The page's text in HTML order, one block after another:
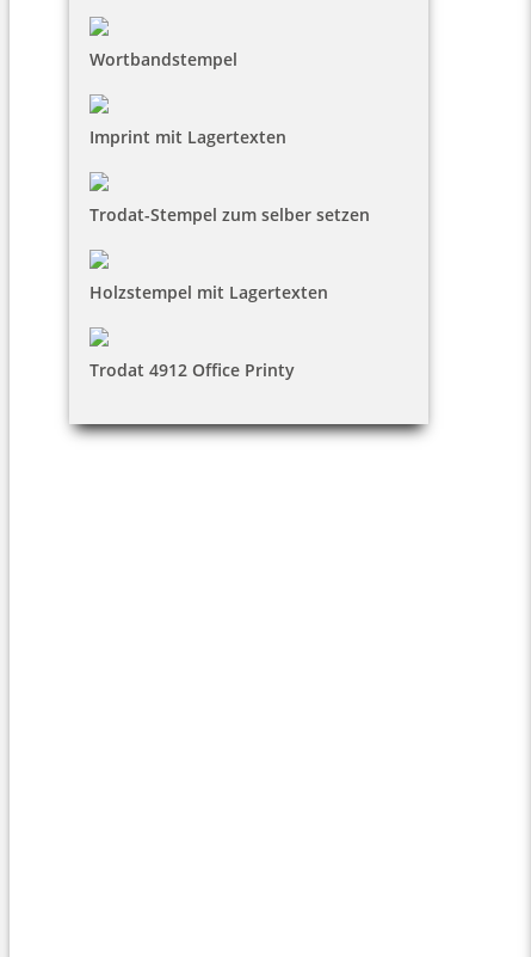
Wortbandstempel
Imprint mit Lagertexten
Trodat-Stempel zum selber setzen
Holzstempel mit Lagertexten
Trodat 4912 Office Printy